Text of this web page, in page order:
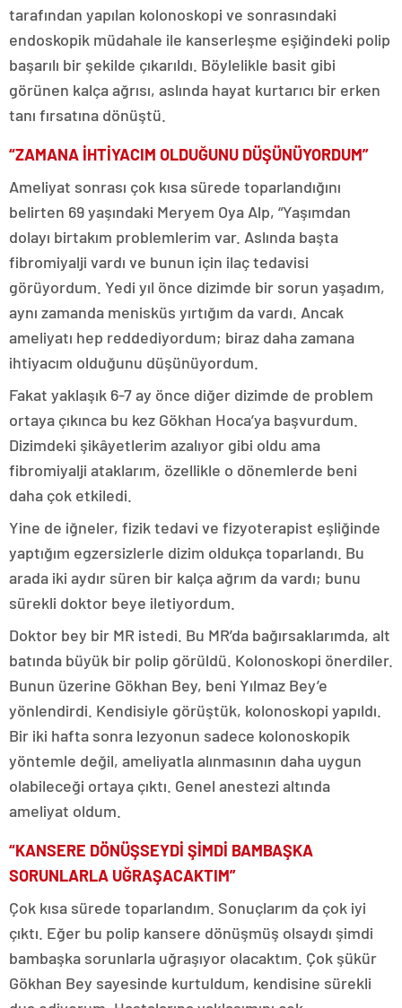
tarafından yapılan kolonoskopi ve sonrasındaki
endoskopik müdahale ile kanserleşme eşiğindeki polip
başarılı bir şekilde çıkarıldı. Böylelikle basit gibi
görünen kalça ağrısı, aslında hayat kurtarıcı bir erken
tanı fırsatına dönüştü.
“ZAMANA İHTİYACIM OLDUĞUNU DÜŞÜNÜYORDUM”
Ameliyat sonrası çok kısa sürede toparlandığını
belirten 69 yaşındaki Meryem Oya Alp, “Yaşımdan
dolayı birtakım problemlerim var. Aslında başta
fibromiyalji vardı ve bunun için ilaç tedavisi
görüyordum. Yedi yıl önce dizimde bir sorun yaşadım,
aynı zamanda menisküs yırtığım da vardı. Ancak
ameliyatı hep reddediyordum; biraz daha zamana
ihtiyacım olduğunu düşünüyordum.
Fakat yaklaşık 6-7 ay önce diğer dizimde de problem
ortaya çıkınca bu kez Gökhan Hoca’ya başvurdum.
Dizimdeki şikâyetlerim azalıyor gibi oldu ama
fibromiyalji ataklarım, özellikle o dönemlerde beni
daha çok etkiledi.
Yine de iğneler, fizik tedavi ve fizyoterapist eşliğinde
yaptığım egzersizlerle dizim oldukça toparlandı. Bu
arada iki aydır süren bir kalça ağrım da vardı; bunu
sürekli doktor beye iletiyordum.
Doktor bey bir MR istedi. Bu MR’da bağırsaklarımda, alt
batında büyük bir polip görüldü. Kolonoskopi önerdiler.
Bunun üzerine Gökhan Bey, beni Yılmaz Bey’e
yönlendirdi. Kendisiyle görüştük, kolonoskopi yapıldı.
Bir iki hafta sonra lezyonun sadece kolonoskopik
yöntemle değil, ameliyatla alınmasının daha uygun
olabileceği ortaya çıktı. Genel anestezi altında
ameliyat oldum.
“KANSERE DÖNÜŞSEYDİ ŞİMDİ BAMBAŞKA
SORUNLARLA UĞRAŞACAKTIM”
Çok kısa sürede toparlandım. Sonuçlarım da çok iyi
çıktı. Eğer bu polip kansere dönüşmüş olsaydı şimdi
bambaşka sorunlarla uğraşıyor olacaktım. Çok şükür
Gökhan Bey sayesinde kurtuldum, kendisine sürekli